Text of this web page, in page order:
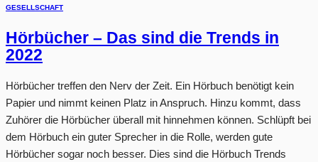
GESELLSCHAFT
Hörbücher – Das sind die Trends in
2022
Hörbücher treffen den Nerv der Zeit. Ein Hörbuch benötigt kein
Papier und nimmt keinen Platz in Anspruch. Hinzu kommt, dass
Zuhörer die Hörbücher überall mit hinnehmen können. Schlüpft bei
dem Hörbuch ein guter Sprecher in die Rolle, werden gute
Hörbücher sogar noch besser. Dies sind die Hörbuch Trends